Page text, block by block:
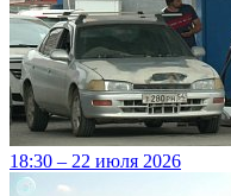
18:30 – 22 июля 2026